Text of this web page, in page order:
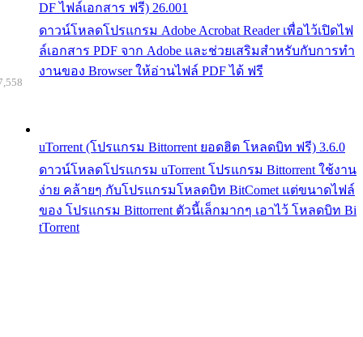
DF ไฟล์เอกสาร ฟรี) 26.001
ดาวน์โหลดโปรแกรม Adobe Acrobat Reader เพื่อไว้เปิดไฟ
ล์เอกสาร PDF จาก Adobe และช่วยเสริมสำหรับกับการทำ
งานของ Browser ให้อ่านไฟล์ PDF ได้ ฟรี
uTorrent (โปรแกรม Bittorrent ยอดฮิต โหลดบิท ฟรี) 3.6.0
ดาวน์โหลดโปรแกรม uTorrent โปรแกรม Bittorrent ใช้งาน
ง่าย คล้ายๆ กับโปรแกรมโหลดบิท BitComet แต่ขนาดไฟล์
ของ โปรแกรม Bittorrent ตัวนี้เล็กมากๆ เอาไว้ โหลดบิท Bi
tTorrent